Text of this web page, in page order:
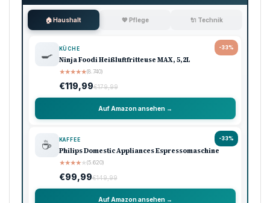
🏠 Haushalt 💖 Pflege 🔌 Technik
-33%
🍳 KÜCHE
Ninja Foodi Heißluftfritteuse MAX, 5,2L
★★★★★(8.740)
€119,99€179,99
Auf Amazon ansehen →
-33%
☕ KAFFEE
Philips Domestic Appliances Espressomaschine
★★★★★(5.620)
€99,99€149,99
Auf Amazon ansehen →